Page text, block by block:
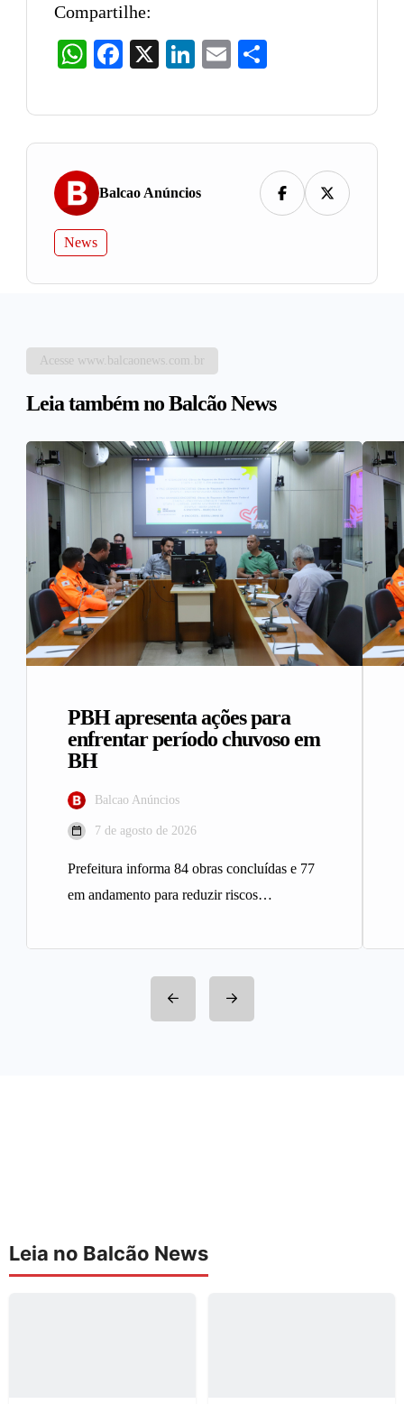
Compartilhe:
WhatsAppFacebook LinkedIn
Email
Balcao Anúncios
News
Acesse www.balcaonews.com.br
Leia também no Balcão News
PBH apresenta ações para
enfrentar período chuvoso em
BH
Balcao Anúncios
7 de agosto de 2026
Prefeitura informa 84 obras concluídas e 77
em andamento para reduzir riscos
Horizonte…
Leia no Balcão News